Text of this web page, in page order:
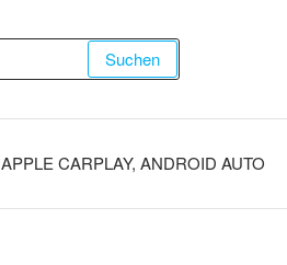
Suchen
APPLE CARPLAY, ANDROID AUTO